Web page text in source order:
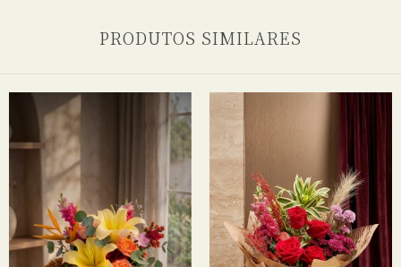
PRODUTOS SIMILARES